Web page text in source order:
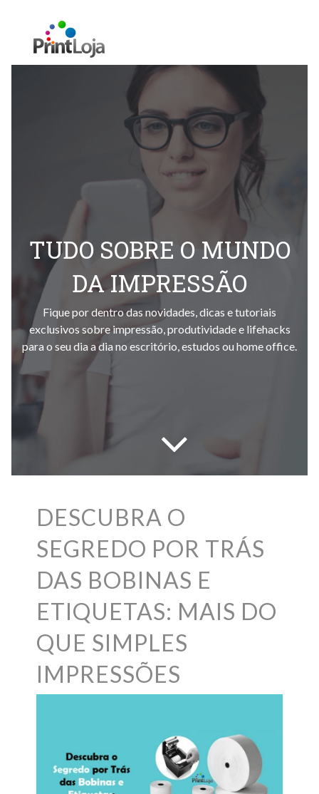
TUDO SOBRE O MUNDO
DA IMPRESSÃO
Fique por dentro das novidades, dicas e tutoriais
exclusivos sobre impressão, produtividade e lifehacks
para o seu dia a dia no escritório, estudos ou home office.
DESCUBRA O
SEGREDO POR TRÁS
DAS BOBINAS E
ETIQUETAS: MAIS DO
QUE SIMPLES
IMPRESSÕES